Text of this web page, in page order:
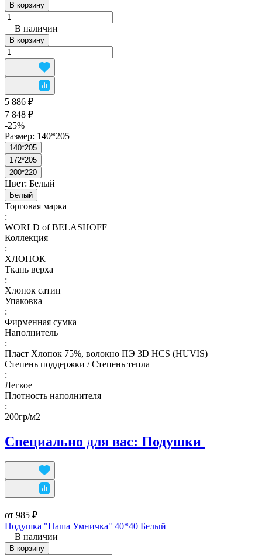
В корзину
В наличии
В корзину
5 886 ₽
7 848 ₽
-25%
Размер: 140*205
140*205
172*205
200*220
Цвет: Белый
Белый
Торговая марка
:
WORLD of BELASHOFF
Коллекция
:
ХЛОПОК
Ткань верха
:
Хлопок сатин
Упаковка
:
Фирменная сумка
Наполнитель
:
Пласт Хлопок 75%, волокно ПЭ 3D HCS (HUVIS)
Степень поддержки / Степень тепла
:
Легкое
Плотность наполнителя
:
200гр/м2
Специально для вас: Подушки
от 985 ₽
Подушка "Наша Умничка" 40*40 Белый
В наличии
В корзину